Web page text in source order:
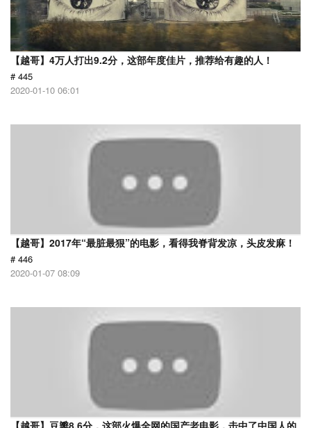
【越哥】4万人打出9.2分，这部年度佳片，推荐给有趣的人！
# 445
2020-01-10 06:01
【越哥】2017年“最脏最狠”的电影，看得我脊背发凉，头皮发麻！
# 446
2020-01-07 08:09
【越哥】豆瓣8.6分，这部火爆全网的国产老电影，击中了中国人的